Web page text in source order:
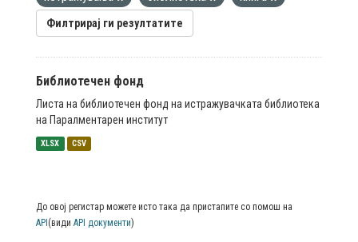
Филтрирај ги резултатите
Библиотечен фонд
Листа на библиотечен фонд на истражувачката библиотека
на Паралментарен институт
XLSX CSV
До овој регистар можете исто така да пристапите со помош на
API (види API документи)